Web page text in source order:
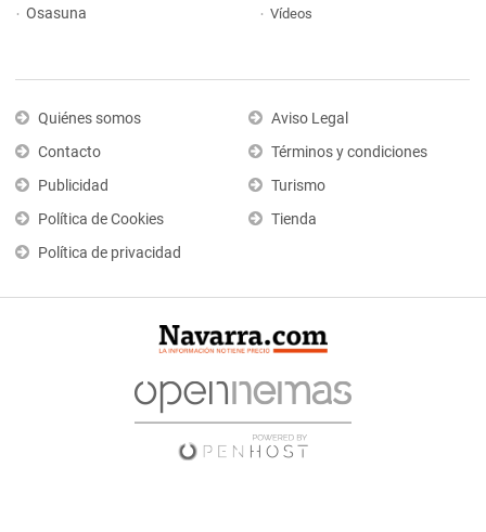
Osasuna
Vídeos
Quiénes somos
Contacto
Publicidad
Política de Cookies
Política de privacidad
Aviso Legal
Términos y condiciones
Turismo
Tienda